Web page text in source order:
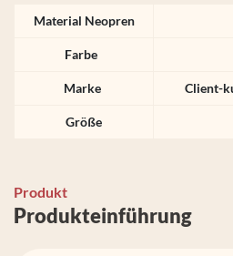
Material Neopren
Farbe
Marke Client-
Größe
Produkt
Produkteinführung